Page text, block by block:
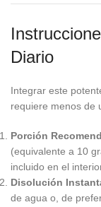
Diario
Integrar este
requiere menos de
Porción
(equivalente a 10
incluido en el
Disolución
de agua o, de